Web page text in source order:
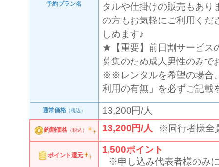
予約プラン名
タルや仕掛けの販売もあり
の方もお気軽にご利用くだ
しめます♪
★【重要】前日割サービス
募集のため成人男性のみで
※※レンタルを希望の場合
利用の有無」を必ずご記
通常価格 （税込） 13,200円/人
釣割価格（税込） 13,200円/人 ※同行者様全
ポイント還元
1,500ポイント
※申し込み代表者様のみ